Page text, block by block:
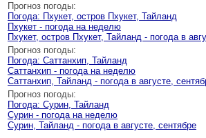
Прогноз погоды:
Погода: Пхукет, остров Пхукет, Тайланд
Пхукет - погода на неделю
Пхукет, остров Пхукет, Тайланд - погода в
Прогноз погоды:
Погода: Саттанхип, Тайланд
Саттанхип - погода на неделю
Саттанхип, Тайланд - погода в августе,
Прогноз погоды:
Погода: Сурин, Тайланд
Сурин - погода на неделю
Сурин, Тайланд - погода в августе, сентябре